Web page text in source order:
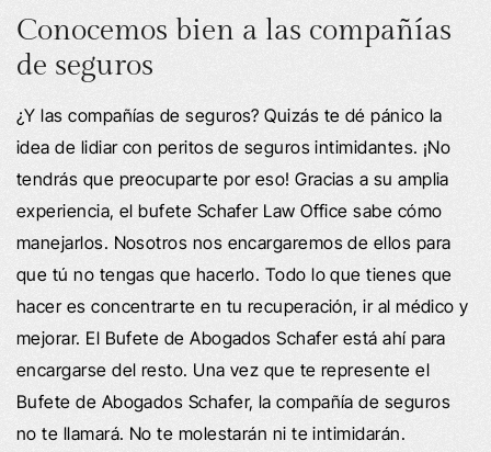
Conocemos bien a las compañías
de seguros
¿Y las compañías de seguros? Quizás te dé pánico la
idea de lidiar con peritos de seguros intimidantes. ¡No
tendrás que preocuparte por eso! Gracias a su amplia
experiencia, el bufete Schafer Law Office sabe cómo
manejarlos. Nosotros nos encargaremos de ellos para
que tú no tengas que hacerlo. Todo lo que tienes que
hacer es concentrarte en tu recuperación, ir al médico y
mejorar. El Bufete de Abogados Schafer está ahí para
encargarse del resto. Una vez que te represente el
Bufete de Abogados Schafer, la compañía de seguros
no te llamará. No te molestarán ni te intimidarán.